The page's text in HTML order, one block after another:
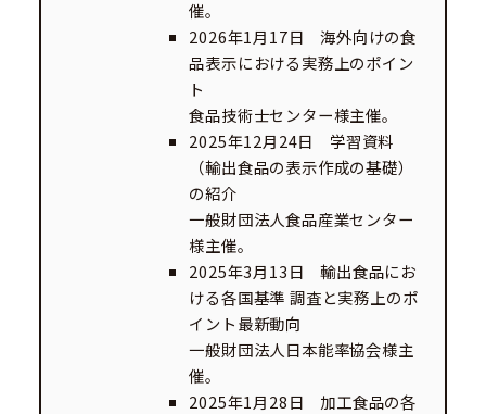
催。
2026年1月17日 海外向けの食
品表示における実務上のポイン
ト
食品技術士センター様主催。
2025年12月24日 学習資料
（輸出食品の表示作成の基礎）
の紹介
一般財団法人食品産業センター
様主催。
2025年3月13日 輸出食品にお
ける各国基準 調査と実務上のポ
イント最新動向
一般財団法人日本能率協会様主
催。
2025年1月28日 加工食品の各